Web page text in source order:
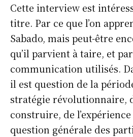
Cette interview est
titre. Par ce que l’on
Sabado, mais peut-être
qu’il parvient à taire, et
communication utilisés.
il est question de la
stratégie révolutionnaire,
construire, de
question générale des